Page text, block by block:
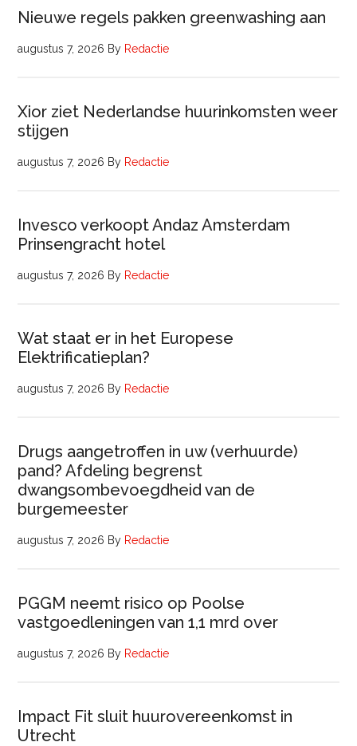
Nieuwe regels pakken greenwashing aan
augustus 7, 2026 By Redactie
Xior ziet Nederlandse huurinkomsten weer
stijgen
augustus 7, 2026 By Redactie
Invesco verkoopt Andaz Amsterdam
Prinsengracht hotel
augustus 7, 2026 By Redactie
Wat staat er in het Europese
Elektrificatieplan?
augustus 7, 2026 By Redactie
Drugs aangetroffen in uw (verhuurde)
pand? Afdeling begrenst
dwangsombevoegdheid van de
burgemeester
augustus 7, 2026 By Redactie
PGGM neemt risico op Poolse
vastgoedleningen van 1,1 mrd over
augustus 7, 2026 By Redactie
Impact Fit sluit huurovereenkomst in
Utrecht